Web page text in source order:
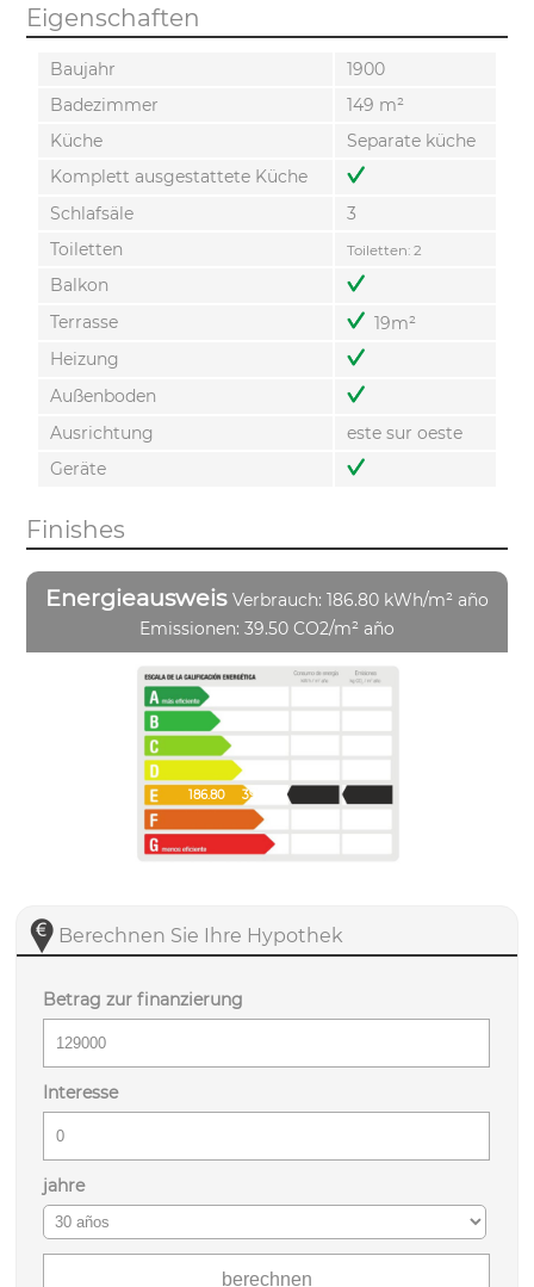
Eigenschaften
Baujahr
1900
Badezimmer
149 m²
Küche
Separate küche
Komplett ausgestattete Küche
Schlafsäle
3
Toiletten
Toiletten: 2
Balkon
Terrasse
19m²
Heizung
Außenboden
Ausrichtung
este sur oeste
Geräte
Finishes
Energieausweis Verbrauch: 186.80 kWh/m² año
Emissionen: 39.50 CO2/m² año
186.80 39.50
Berechnen Sie Ihre Hypothek
Betrag zur finanzierung
Interesse
jahre